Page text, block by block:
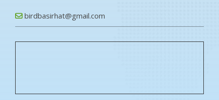
birdbasirhat@gmail.com